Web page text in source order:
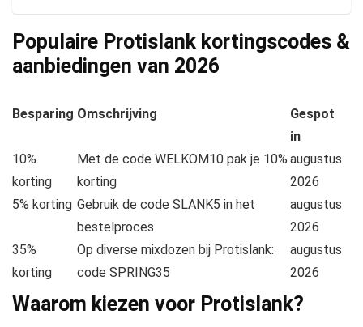
Populaire Protislank kortingscodes &
aanbiedingen van 2026
Besparing Omschrijving
Gespot
in
10%
korting
Met de code WELKOM10 pak je 10%
korting
augustus
2026
5% korting Gebruik de code SLANK5 in het
bestelproces
augustus
2026
35%
korting
Op diverse mixdozen bij Protislank:
code SPRING35
augustus
2026
Waarom kiezen voor Protislank?